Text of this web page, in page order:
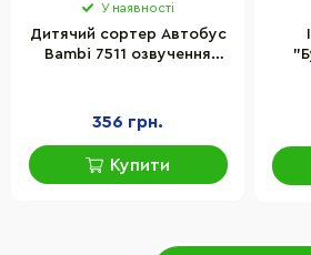
У наявності
Дитячий сортер Автобус
Bambi 7511 озвучення
356 грн.
Купити